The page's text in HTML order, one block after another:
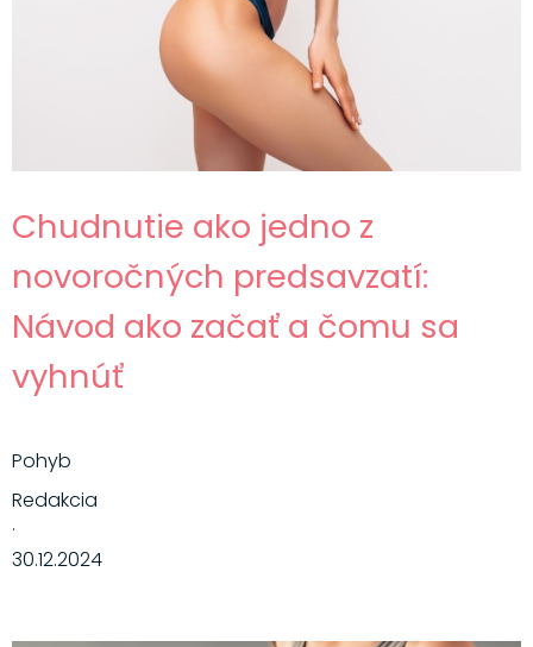
Chudnutie ako jedno z
novoročných predsavzatí:
Návod ako začať a čomu sa
vyhnúť
Pohyb
Redakcia
·
30.12.2024